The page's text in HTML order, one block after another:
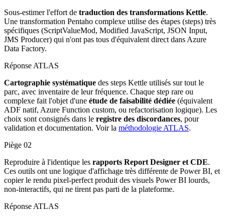
Sous-estimer l'effort de traduction des transformations Kettle.
Une transformation Pentaho complexe utilise des étapes (steps) très
spécifiques (ScriptValueMod, Modified JavaScript, JSON Input,
JMS Producer) qui n'ont pas tous d'équivalent direct dans Azure
Data Factory.
Réponse ATLAS
Cartographie systématique des steps Kettle utilisés sur tout le
parc, avec inventaire de leur fréquence. Chaque step rare ou
complexe fait l'objet d'une étude de faisabilité dédiée (équivalent
ADF natif, Azure Function custom, ou refactorisation logique). Les
choix sont consignés dans le registre des discordances, pour
validation et documentation. Voir la méthodologie ATLAS.
Piège 02
Reproduire à l'identique les rapports Report Designer et CDE.
Ces outils ont une logique d'affichage très différente de Power BI, et
copier le rendu pixel-perfect produit des visuels Power BI lourds,
non-interactifs, qui ne tirent pas parti de la plateforme.
Réponse ATLAS